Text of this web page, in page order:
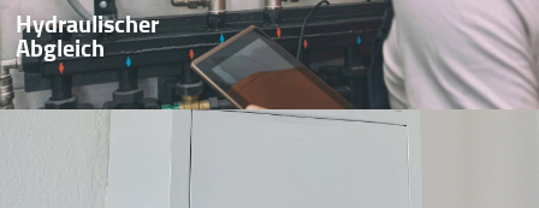
Hydraulischer
Abgleich